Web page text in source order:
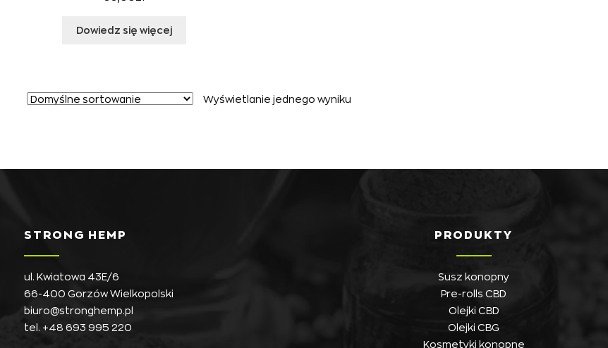
Dowiedz się więcej
Wyświetlanie jednego wyniku
STRONG HEMP
ul. Kwiatowa 43E/6
66-400 Gorzów Wielkopolski
biuro@stronghemp.pl
tel. +48 693 995 220
PRODUKTY
Susz konopny
Pre-rolls CBD
Olejki CBD
Olejki CBG
Kosmetyki konopne